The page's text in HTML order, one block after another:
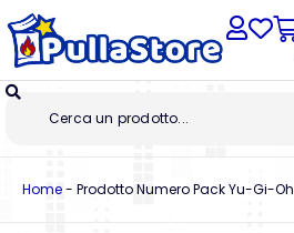
Home- Prodotto Numero Pack Yu-Gi-Oh